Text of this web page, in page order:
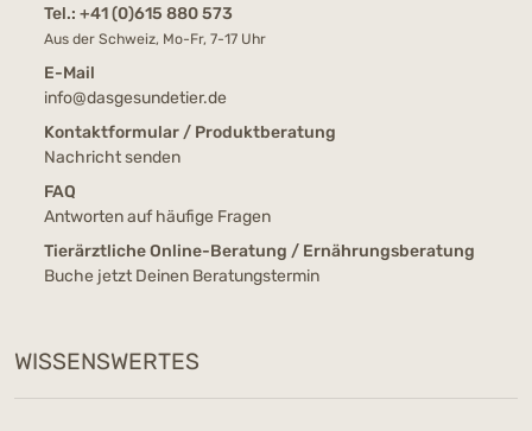
Tel.: +41 (0)615 880 573
Aus der Schweiz, Mo-Fr, 7-17 Uhr
E-Mail
info@dasgesundetier.de
Kontaktformular / Produktberatung
Nachricht senden
FAQ
Antworten auf häufige Fragen
Tierärztliche Online-Beratung / Ernährungsberatung
Buche jetzt Deinen Beratungstermin
WISSENSWERTES